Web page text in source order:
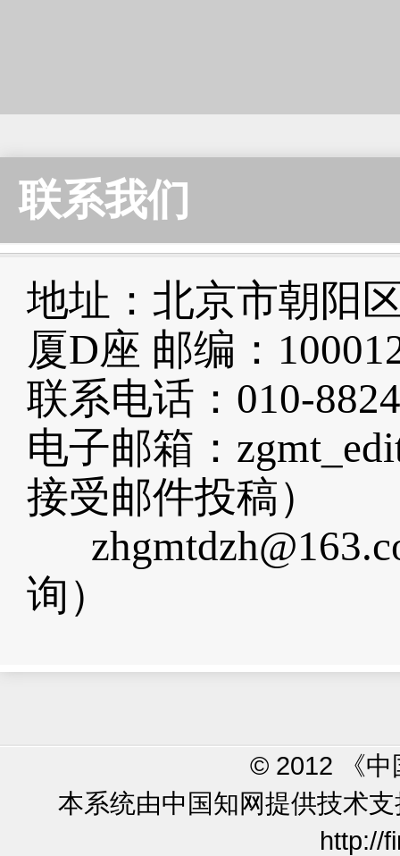
联系我们
地址：北京市朝阳
厦D座 邮编：
联系电话：010-
电子邮箱：
接受邮件投稿）
询）
© 2012 《中
本系统由中国知网提供技术
http://